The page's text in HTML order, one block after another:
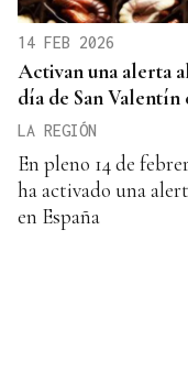
14 FEB 2026
Activan una alerta
día de San Valentín
LA REGIÓN
En pleno 14 de
ha activado una
en España